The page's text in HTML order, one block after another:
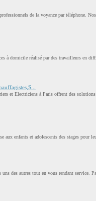
de la voyance par téléphone.
à domicile réalisé par des travailleurs en
et Electriciens à Paris offrent des
aux enfants et adolescents des stages pour
uns des autres tout en vous rendant service.